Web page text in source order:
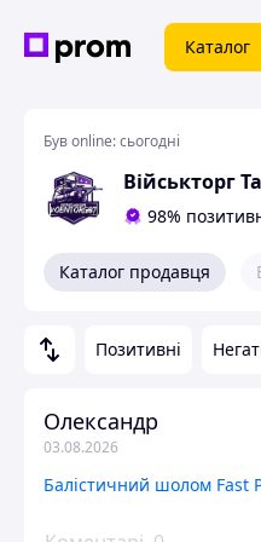
Каталог
Був online:сьогодні
Військторг
98%
Каталог продавця
Позитивні
Олександр
03.08.2026